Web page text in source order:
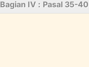
Bagian IV : Pasal 35-40